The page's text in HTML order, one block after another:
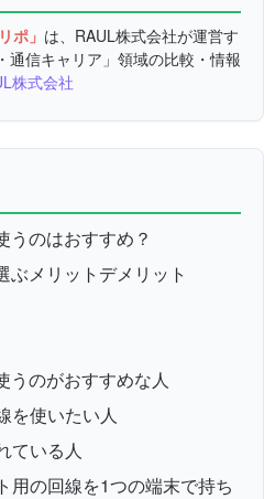
ポ」 は、RAUL株式会社が運営す
通信キャリア」領域の比較・情報
株式会社
うのはおすすめ？
ぶメリットデメリット
うのがおすすめな人
を使いたい人
ている人
用の回線を1つの端末で持ち